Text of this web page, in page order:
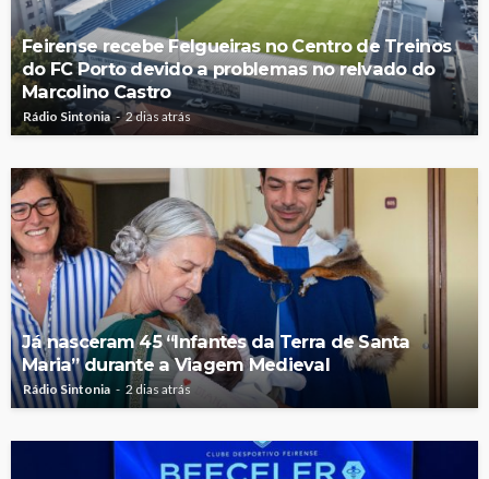
Feirense recebe Felgueiras no Centro de Treinos
do FC Porto devido a problemas no relvado do
Marcolino Castro
Rádio Sintonia 2 dias atrás
Já nasceram 45 “Infantes da Terra de Santa
Maria” durante a Viagem Medieval
Rádio Sintonia 2 dias atrás